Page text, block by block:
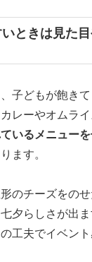
ときは見た
子どもが飽き
レーやオムラ
いるメニュー
ます。
のチーズをの
夕らしさが出
工夫でイベン